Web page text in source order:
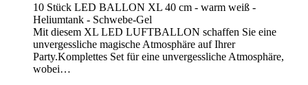
10 Stück LED BALLON XL 40 cm - warm weiß -
Heliumtank - Schwebe-Gel
Mit diesem XL LED LUFTBALLON schaffen Sie eine
unvergessliche magische Atmosphäre auf Ihrer
Party.Komplettes Set für eine unvergessliche Atmosphäre,
wobei…